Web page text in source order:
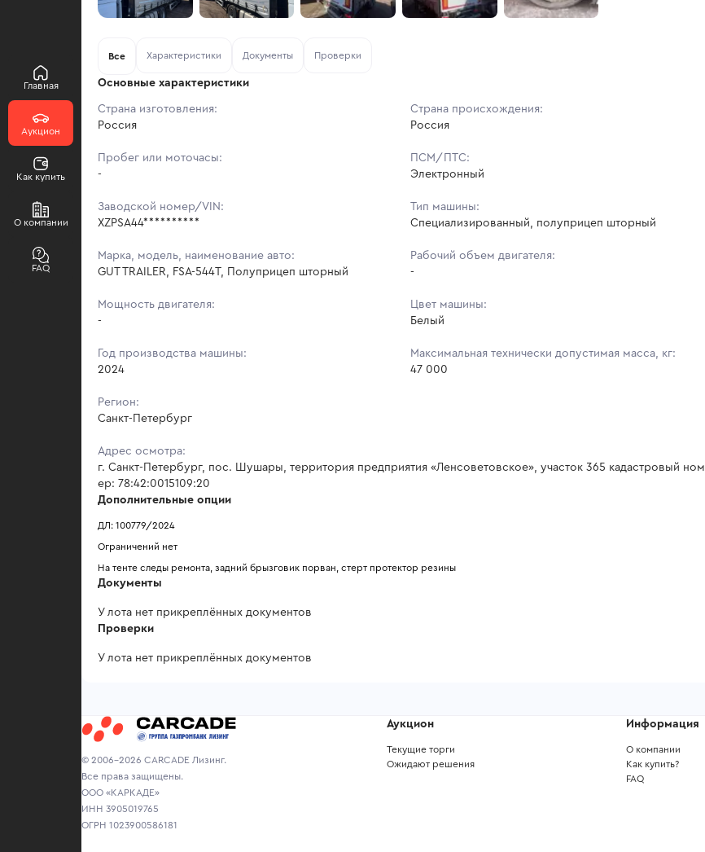
Главная
Аукцион
Как купить
О компании
FAQ
Все Характеристики Документы Проверки
Основные характеристики
Страна изготовления:
Россия
Страна происхождения:
Россия
Пробег или моточасы:
-
ПСМ/ПТС:
Электронный
Заводской номер/VIN:
XZPSA44**********
Тип машины:
Специализированный, полуприцеп шторный
Марка, модель, наименование авто:
GUT TRAILER, FSA-544Т, Полуприцеп шторный
Рабочий объем двигателя:
-
Мощность двигателя:
-
Цвет машины:
Белый
Год производства машины:
2024
Максимальная технически допустимая масса, кг:
47 000
Регион:
Санкт-Петербург
Адрес осмотра:
г. Санкт-Петербург, пос. Шушары, территория предприятия «Ленсоветовское», участок 365 кадастровый ном
ер: 78:42:0015109:20
Дополнительные опции
ДЛ: 100779/2024
Ограничений нет
На тенте следы ремонта, задний брызговик порван, стерт протектор резины
Документы
У лота нет прикреплённых документов
Проверки
У лота нет прикреплённых документов
© 2006-2026 CARCADE Лизинг.
Все права защищены.
ООО «КАРКАДЕ»
ИНН 3905019765
ОГРН 1023900586181
Аукцион
Текущие торги
Ожидают решения
Информация
О компании
Как купить?
FAQ